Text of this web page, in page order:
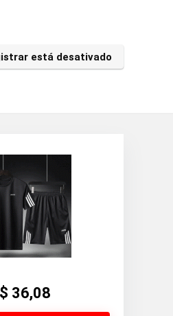
está desativado
36,08